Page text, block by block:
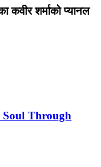
कवीर शर्माको प्यानल
Soul Through